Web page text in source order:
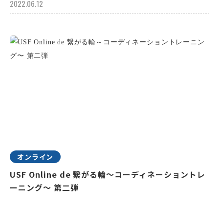
2022.06.12
オンライン
USF Online de 繋がる輪～コーディネーショントレ
ーニング〜 第二弾